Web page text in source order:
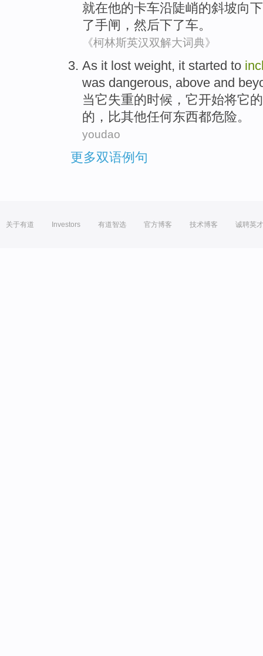
就在他的卡车沿陡峭的斜坡向
了手闸，然后下了车。
《柯林斯英汉双解大词典》
As it lost weight, it started to
was dangerous, above and
当它失重的时候，它开始将它的
的， 比其他任何东西都危险。
youdao
更多双语例句
关于有道 Investors 有道智选 官方博客 技术博客 诚聘英才